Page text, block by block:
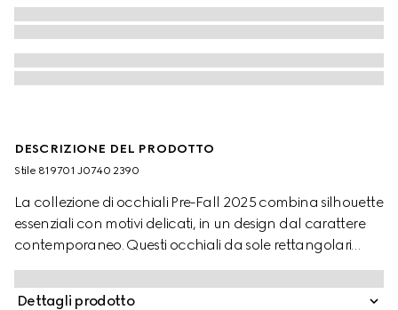
DESCRIZIONE DEL PRODOTTO
Stile ‎819701 J0740 2390
La collezione di occhiali Pre-Fall 2025 combina silhouette
essenziali con motivi delicati, in un design dal carattere
contemporaneo. Questi occhiali da sole rettangolari
sono impreziositi dal logo Gucci inciso su una placchetta
in metallo.
Dettagli prodotto